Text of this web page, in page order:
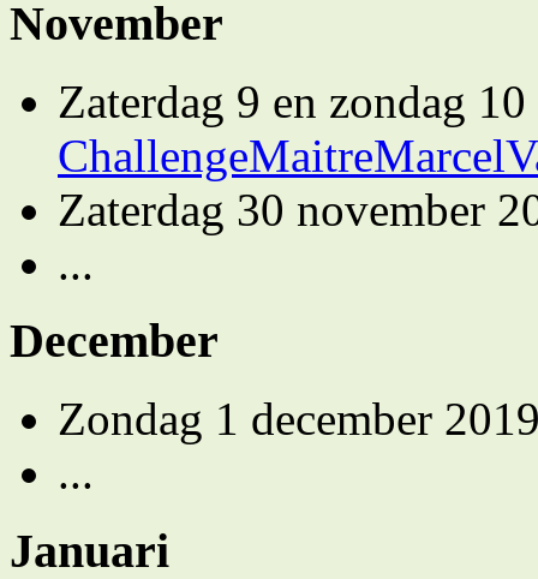
November
Zaterdag 9 en zondag
Zaterdag 30 november
...
December
Zondag 1 december
...
Januari